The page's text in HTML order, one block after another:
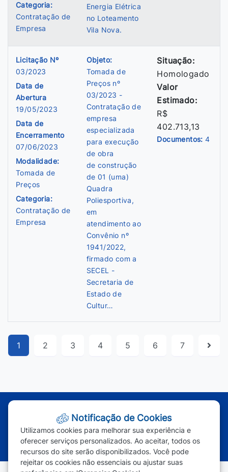
Categoria:
Contratação de
Empresa
Energia Elétrica
no Loteamento
Vila Nova.
Licitação Nº
03/2023
Data de
Abertura
19/05/2023
Data de
Encerramento
07/06/2023
Modalidade:
Tomada de
Preços
Categoria:
Contratação de
Empresa
Objeto:
Tomada de
Preços nº
03/2023 -
Contratação de
empresa
especializada
para execução
de obra
de construção
de 01 (uma)
Quadra
Poliesportiva,
em
atendimento ao
Convênio nº
1941/2022,
firmado com a
SECEL -
Secretaria de
Estado de
Cultur…
Situação:
Homologado
Valor
Estimado:
R$
402.713,13
Documentos:4
1 2 3 4 5 6 7
Atendimento - Segunda à Sexta | Das 7h às 11h e das 13h às 17h
(65) 3387-2800 | (65) 3387-2801
(65) 99963-1219
Notificação de Cookies
Utilizamos cookies para melhorar sua experiência e
oferecer serviços personalizados. Ao aceitar, todos os
recursos do site serão disponibilizados. Você pode
rejeitar os cookies não essenciais ou ajustar suas